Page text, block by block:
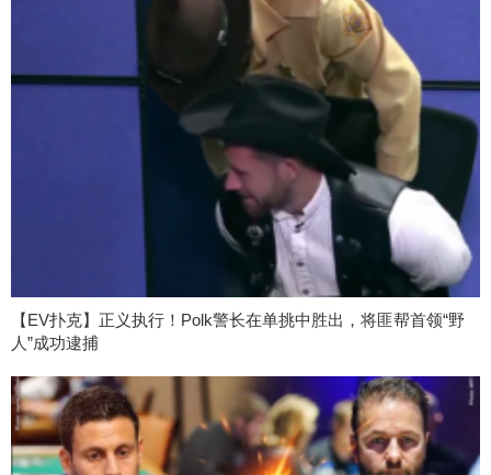
【EV扑克】正义执行！Polk警长在单挑中胜出，将匪帮首领“野
人”成功逮捕